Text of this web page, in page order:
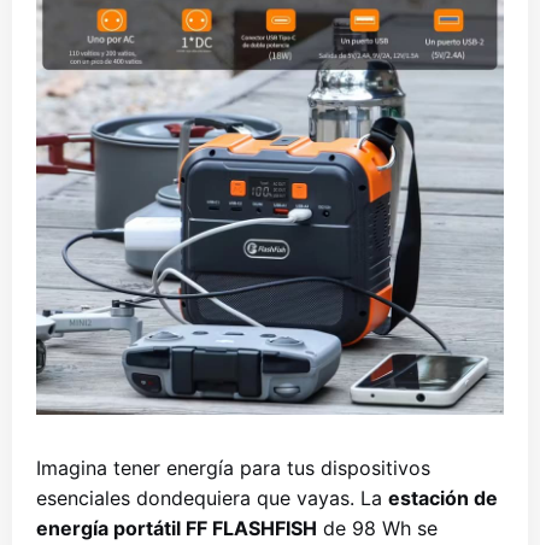
Imagina tener energía para tus dispositivos
esenciales dondequiera que vayas. La estación de
energía portátil FF FLASHFISH de 98 Wh se